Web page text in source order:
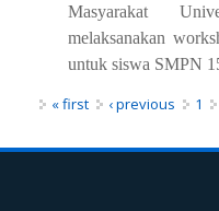
Masyarakat
melaksanakan
untuk siswa SMPN
Pages
« first ‹ previous 1